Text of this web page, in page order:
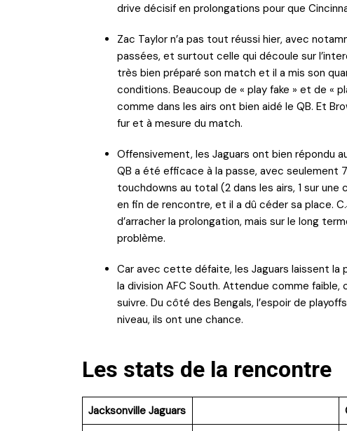
drive décisif en prolongations pour que
Zac Taylor n’a pas tout réussi hier, avec
passées, et surtout celle qui découle sur
très bien préparé son match et il a mis son
conditions. Beaucoup de « play fake » et de «
comme dans les airs ont bien aidé le QB. Et
fur et à mesure du match.
Offensivement, les Jaguars ont bien répondu
QB a été efficace à la passe, avec seulement
touchdowns au total (2 dans les airs, 1 sur une
en fin de rencontre, et il a dû céder sa place.
d’arracher la prolongation, mais sur le long
problème.
Car avec cette défaite, les Jaguars laissent la
la division AFC South. Attendue comme
suivre. Du côté des Bengals, l’espoir de
niveau, ils ont une chance.
Les stats de la rencontre
Jacksonville Jaguars